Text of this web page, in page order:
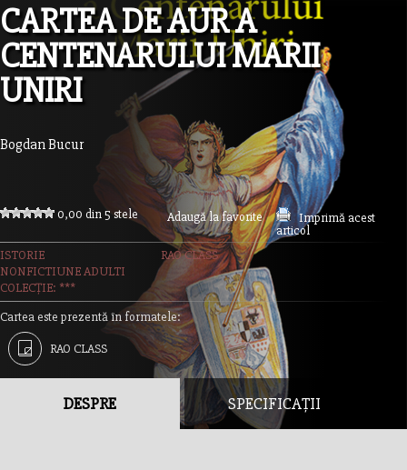
CARTEA DE AUR A
CENTENARULUI MARII
UNIRI
Bogdan Bucur
0,00 din 5 stele Adaugă la favorite
Imprimă acest
articol
ISTORIE
RAO CLASS
NONFICTIUNE ADULTI
COLECȚIE: ***
Cartea este prezentă în formatele:
RAO CLASS
DESPRE SPECIFICAȚII